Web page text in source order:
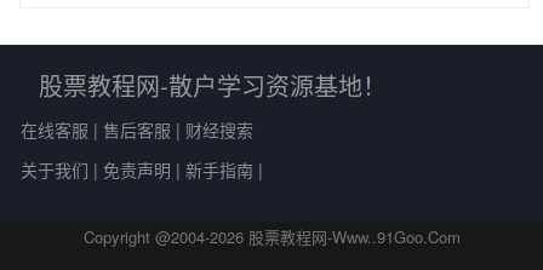
股票教程网-散户学习资源基地！
在线客服 | 售后客服 | 财经搜索
关于我们 | 免责声明 | 新手指南 |
Copyright @2004-2026 股票教程网-Www..91Goo.Com